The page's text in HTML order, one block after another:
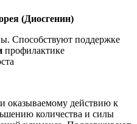
(Диосгенин)
Способствуют поддержке
профилактике
оказываемому действию к
количества и силы